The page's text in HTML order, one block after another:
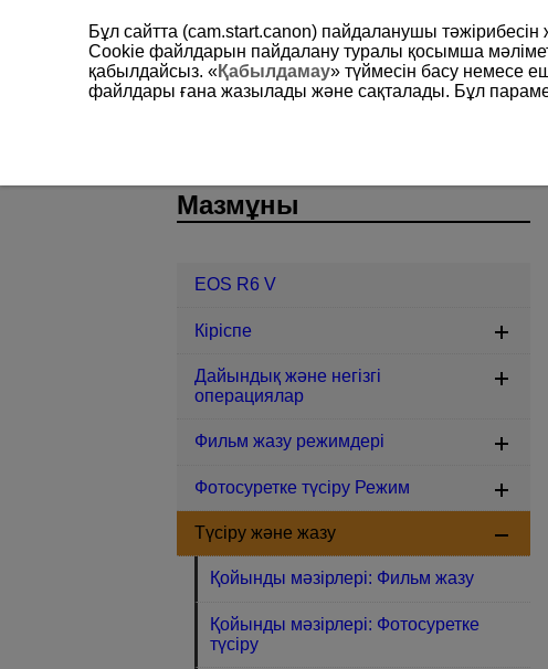
Түсіру және жазу Жалпы
Мазмұны
EOS R6 V
Кіріспе
Дайындық және негізгі
операциялар
Фильм жазу режимдері
Фотосуретке түсіру Режим
Түсіру және жазу
Қойынды мәзірлері: Фильм жазу
Қойынды мәзірлері: Фотосуретке
түсіру
Бұл сайтта (cam.start.canon) пайдаланушы
Cookie файлдарын пайдалану туралы қосымша
қабылдайсыз. «Қабылдамау» түймесін басу немесе
файлдары ғана жазылады және сақталады. Бұл